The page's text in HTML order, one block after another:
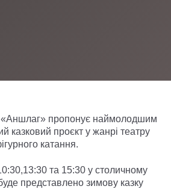
«Аншлаг» пропонує наймолодшим
казковий проєкт у жанрі театру
катання.
та 15:30 у столичному
представлено зимову казку